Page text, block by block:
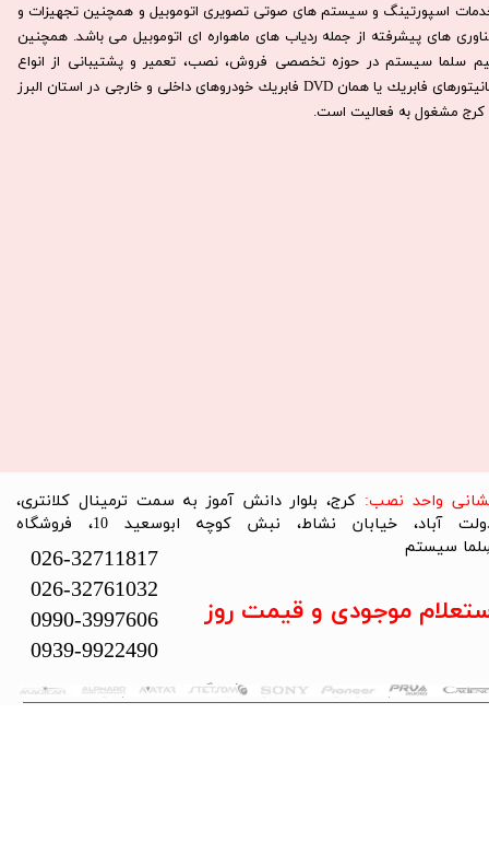
اسپورتینگ و سیستم های صوتی تصویری اتوموبیل و همچنین تجهیزات و
های پیشرفته از جمله ردیاب های ماهواره ای اتوموبیل می باشد. همچنين
سلما سيستم در حوزه تخصصی فروش، نصب، تعمير و پشتيبانی از انواع
مانيتورهای فابريك يا همان DVD فابريك خودروهای داخلی و خارجی در استان البرز
كرج مشغول به فعاليت است.​​​​​​​
تمام حقوق این سایت متعلق به فروشگاه سلما سیستم می‌باشد.
واحد نصب: کرج، بلوار دانش آموز به سمت ترمینال کلانتری،
دولت آباد، خیابان نشاط، نبش کوچه ابوسعید 10، فروشگاه
سیستم​​​​​​​
026-32711817
026-32761032
0990-3997606
0939-9922490
موجودی و قیمت روز